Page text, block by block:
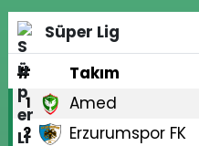
Süper Lig
#
Takım
1 Amed
2 Erzurumspor FK